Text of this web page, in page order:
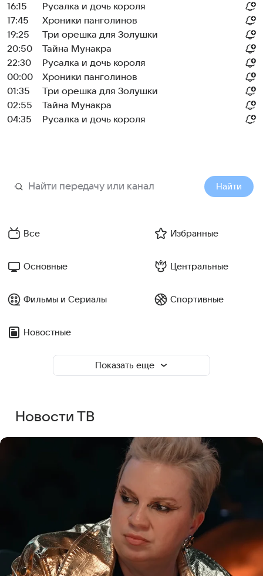
16:15
Русалка и дочь короля
17:45
Хроники панголинов
19:25
Три орешка для Золушки
20:50
Тайна Мунакра
22:30
Русалка и дочь короля
00:00
Хроники панголинов
01:35
Три орешка для Золушки
02:55
Тайна Мунакра
04:35
Русалка и дочь короля
Найти
Все Избранные
Основные Центральные
Фильмы и Сериалы Спортивные
Новостные
Показать еще
Новости ТВ